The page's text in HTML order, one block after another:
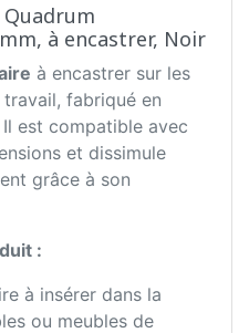
Quadrum
à encastrer, Noir
à encastrer sur les
fabriqué en
Il est compatible avec
et dissimule
grâce à son
:
à insérer dans la
ou meubles de